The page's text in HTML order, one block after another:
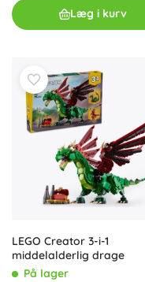
Læg i kurv
LEGO Creator 3-i-1
middelalderlig drage
På lager